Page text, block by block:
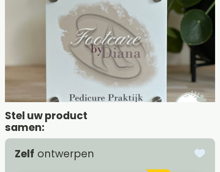
Stel uw product
samen:
Zelf ontwerpen